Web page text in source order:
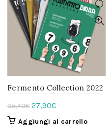
Fermento Collection 2022
35,40€ Il
prezzo
27,90€
prezzo
Aggiungi al carrello